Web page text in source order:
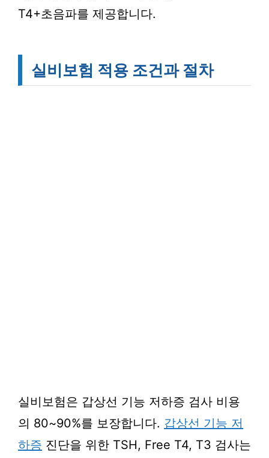
T4+초음파를 제공합니다.
실비보험 적용 조건과 절차
실비보험은 갑상선 기능 저하증 검사 비용
의 80~90%를 보장합니다. 갑상선 기능 저
하증 진단을 위한 TSH, Free T4, T3 검사는